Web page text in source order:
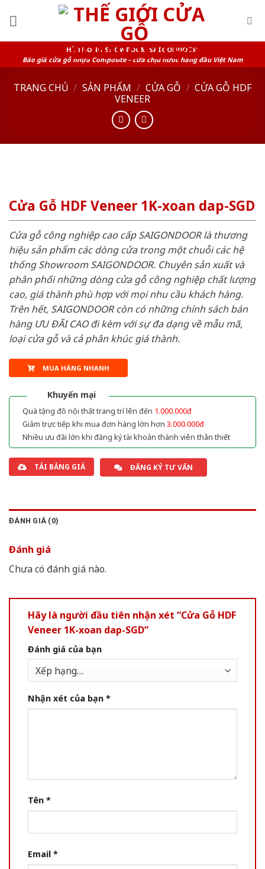
HỆ THỐNG SHOWROOM SAIGONDOOR
Báo giá cửa gỗ nhựa Composite – cửa chịu nước hàng đầu Việt Nam
TRANG CHỦ / SẢN PHẨM / CỬA GỖ / CỬA GỖ HDF
VENEER
Cửa Gỗ HDF Veneer 1K-xoan dap-SGD
Cửa gỗ công nghiệp cao cấp SAIGONDOOR là thương
hiệu sản phẩm các dòng cửa trong một chuỗi các hệ
thống Showroom SAIGONDOOR. Chuyên sản xuất và
phân phối những dòng cửa gỗ công nghiệp chất lượng
cao, giá thành phù hợp với mọi nhu cầu khách hàng.
Trên hết, SAIGONDOOR còn có những chính sách bán
hàng ƯU ĐÃI CAO đi kèm với sự đa dạng về mẫu mã,
loại cửa gỗ và cả phân khúc giá thành.
MUA HÀNG NHANH
Khuyến mại
Quà tặng đồ nội thất trang trí lên đến 1.000.000đ
Giảm trực tiếp khi mua đơn hàng lớn hơn 3.000.000đ
Nhiều ưu đãi lớn khi đăng ký tài khoản thành viên thân thiết
TẢI BẢNG GIÁ ĐĂNG KÝ TƯ VẤN
ĐÁNH GIÁ (0)
Đánh giá
Chưa có đánh giá nào.
Hãy là người đầu tiên nhận xét “Cửa Gỗ HDF
Veneer 1K-xoan dap-SGD”
Đánh giá của bạn
Nhận xét của bạn *
Tên *
Email *